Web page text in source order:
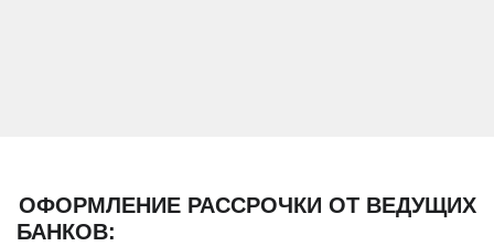
ОФОРМЛЕНИЕ РАССРОЧКИ ОТ ВЕДУЩИХ
БАНКОВ: